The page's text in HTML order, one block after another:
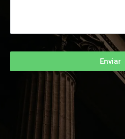
Enviar